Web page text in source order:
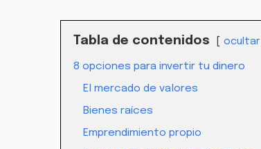
Tabla de contenidos ocultar
8 opciones para invertir tu dinero
El mercado de valores
Bienes raíces
Emprendimiento propio